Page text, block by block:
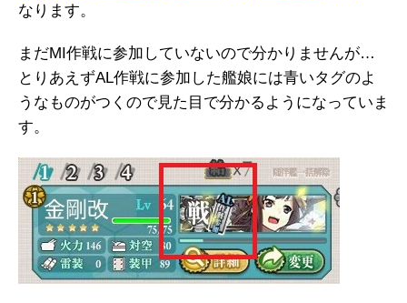
なります。
まだMI作戦に参加していないので分かりませんが…
とりあえずAL作戦に参加した艦娘には青いタグのよ
うなものがつくので見た目で分かるようになっていま
す。